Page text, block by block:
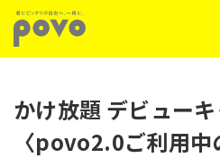
かけ放題 デビュー
〈povo2.0ご利用中